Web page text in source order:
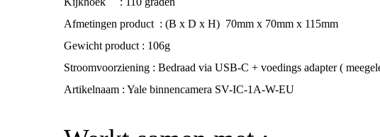
Afmetingen product : (B x D x H) 70mm x 70mm x 115mm
Gewicht product : 106g
Stroomvoorziening : Bedraad via USB-C + voedings adapter (
Artikelnaam : Yale binnencamera SV-IC-1A-W-EU